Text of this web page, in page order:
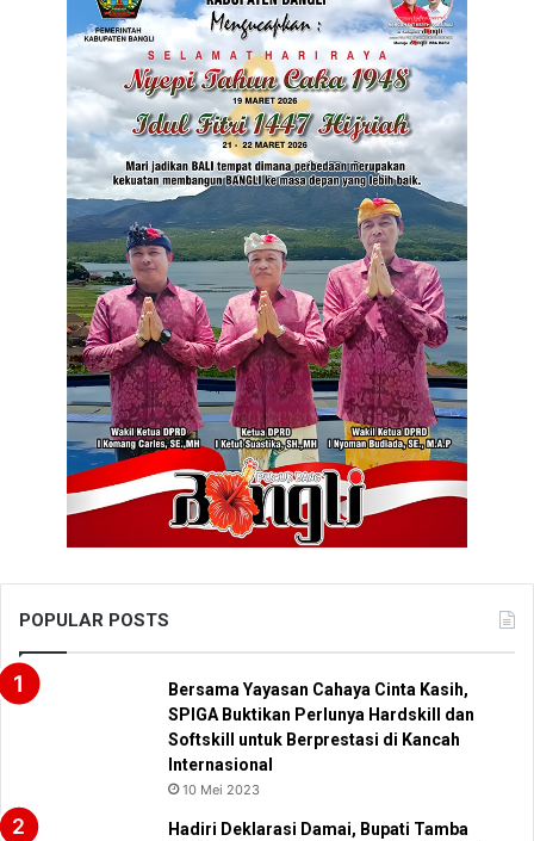
POPULAR POSTS
Bersama Yayasan Cahaya Cinta Kasih,
SPIGA Buktikan Perlunya Hardskill dan
Softskill untuk Berprestasi di Kancah
Internasional
10 Mei 2023
Hadiri Deklarasi Damai, Bupati Tamba